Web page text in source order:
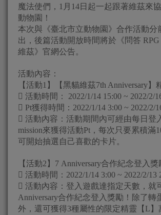
魔法使們，1月14日起一起跟著維茲來
動物園！
本次與《臺北市立動物園》合作活動分
出，後篇活動開放時間將於《問答
維茲》官網公告。
活動內容：
【活動1】【黑貓維茲7th Anniversary】
 活動時間： 2022/1/14 15:00 ~ 2022/2/
 Pt獲得時間：2022/1/14 3:00 ~ 2022/2/
 活動內容：活動期間內可經由每日登
mission來獲得活動Pt，每次只要累積滿
可開始抽選自己喜歡的卡片。
【活動2】7 Anniversary合作紀念登入獎
 活動時間：2022/1/14 3:00 ~ 2022/2/13
 活動內容：登入遊戲達指定天數，就
Anniversary合作紀念登入獎勵！除了轉
外，還可獲得3種屬性的限定精靈【L】